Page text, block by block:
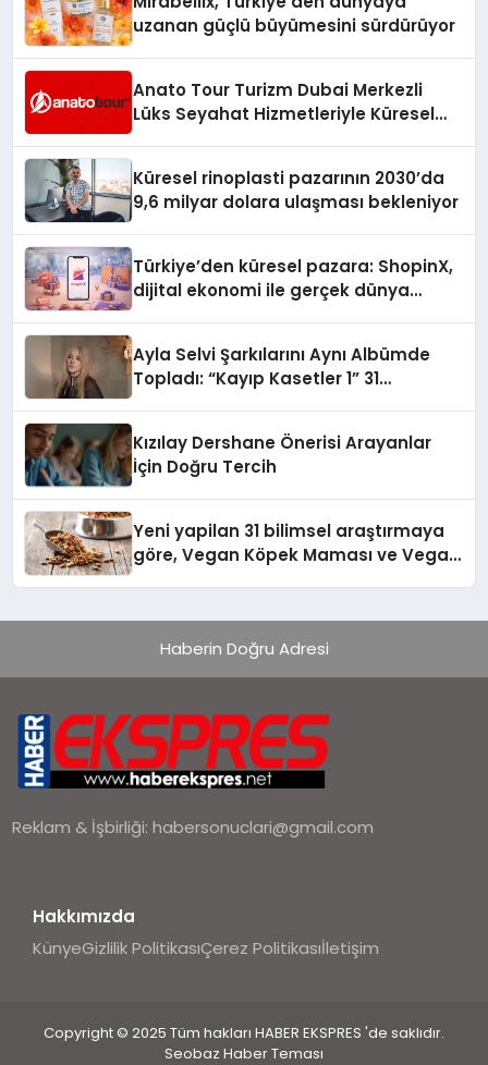
uzanan güçlü büyümesini sürdürüyor
Anato Tour Turizm Dubai Merkezli
Lüks Seyahat Hizmetleriyle Küresel
Küresel rinoplasti pazarının 2030’da
9,6 milyar dolara ulaşması bekleniyor
Türkiye’den küresel pazara: ShopinX,
dijital ekonomi ile gerçek dünya
Ayla Selvi Şarkılarını Aynı Albümde
Topladı: “Kayıp Kasetler 1” 31
Kızılay Dershane Önerisi Arayanlar
İçin Doğru Tercih
Yeni yapilan 31 bilimsel araştırmaya
göre, Vegan Köpek Maması ve Vegan
Haberin Doğru Adresi
Reklam & İşbirliği:habersonuclari@gmail.com
Hakkımızda
KünyeGizlilik PolitikasıÇerez Politikasıİletişim
Copyright © 2025 Tüm hakları HABER EKSPRES 'de saklıdır.
Seobaz Haber Teması